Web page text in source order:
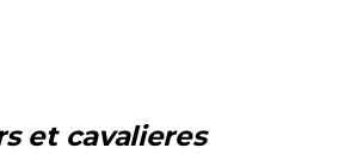
et cavalieres